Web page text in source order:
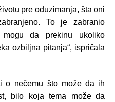
pre oduzimanja, šta oni
To je zabranio
mogu da prekinu ukoliko
ozbiljna pitanja“, ispričala
o nečemu što može da ih
bilo koja tema može da